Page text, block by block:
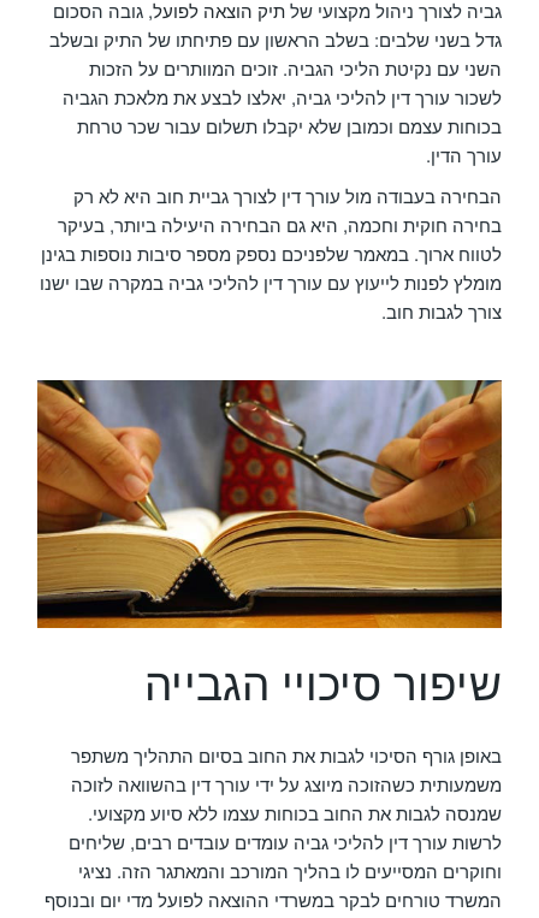
גביה לצורך ניהול מקצועי שלתיק הוצאה לפועל, גובה הסכום
גדל בשני שלבים: בשלב הראשון עם פתיחתו של התיק ובשלב
השני עם נקיטת הליכי הגביה. זוכים המוותרים על הזכות
לשכור עורך דין להליכי גביה, יאלצו לבצע את מלאכת הגביה
בכוחות עצמם וכמובן שלא יקבלו תשלום עבור שכר טרחת
עורך הדין.
הבחירה בעבודה מול עורך דין לצורך גביית חוב היא לא רק
בחירה חוקית וחכמה, היא גם הבחירה היעילה ביותר, בעיקר
לטווח ארוך. במאמר שלפניכם נספק מספר סיבות נוספות בגינן
מומלץ לפנות לייעוץ עם עורך דין להליכי גביה במקרה שבו ישנו
צורך לגבות חוב.
שיפור סיכויי הגבייה
באופן גורף הסיכוי לגבות את החוב בסיום התהליך משתפר
משמעותית כשהזוכה מיוצג על ידי עורך דין בהשוואה לזוכה
שמנסה לגבות את החוב בכוחות עצמו ללא סיוע מקצועי.
לרשות עורך דין להליכי גביה עומדים עובדים רבים, שליחים
וחוקרים המסייעים לו בהליך המורכב והמאתגר הזה. נציגי
המשרד טורחים לבקר במשרדי ההוצאה לפועל מדי יום ובנוסף